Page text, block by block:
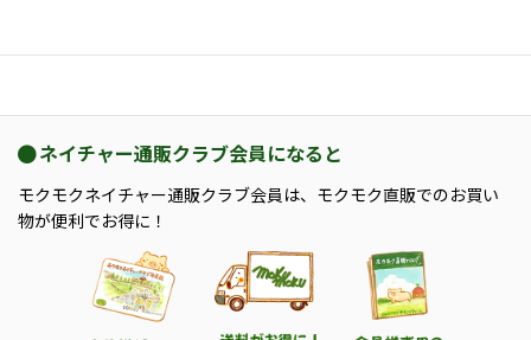
ネイチャー通販クラブ会員になると
モクモクネイチャー通販クラブ会員は、モクモク直販でのお買い
物が便利でお得に！